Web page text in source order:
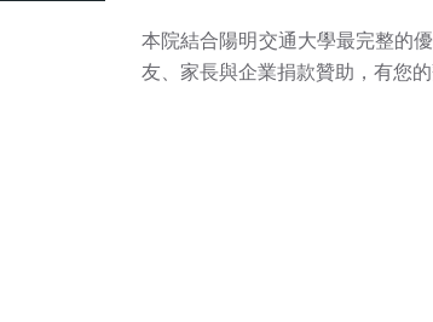
本院結合陽明交通大學最完整的
友、家長與企業捐款贊助，有您